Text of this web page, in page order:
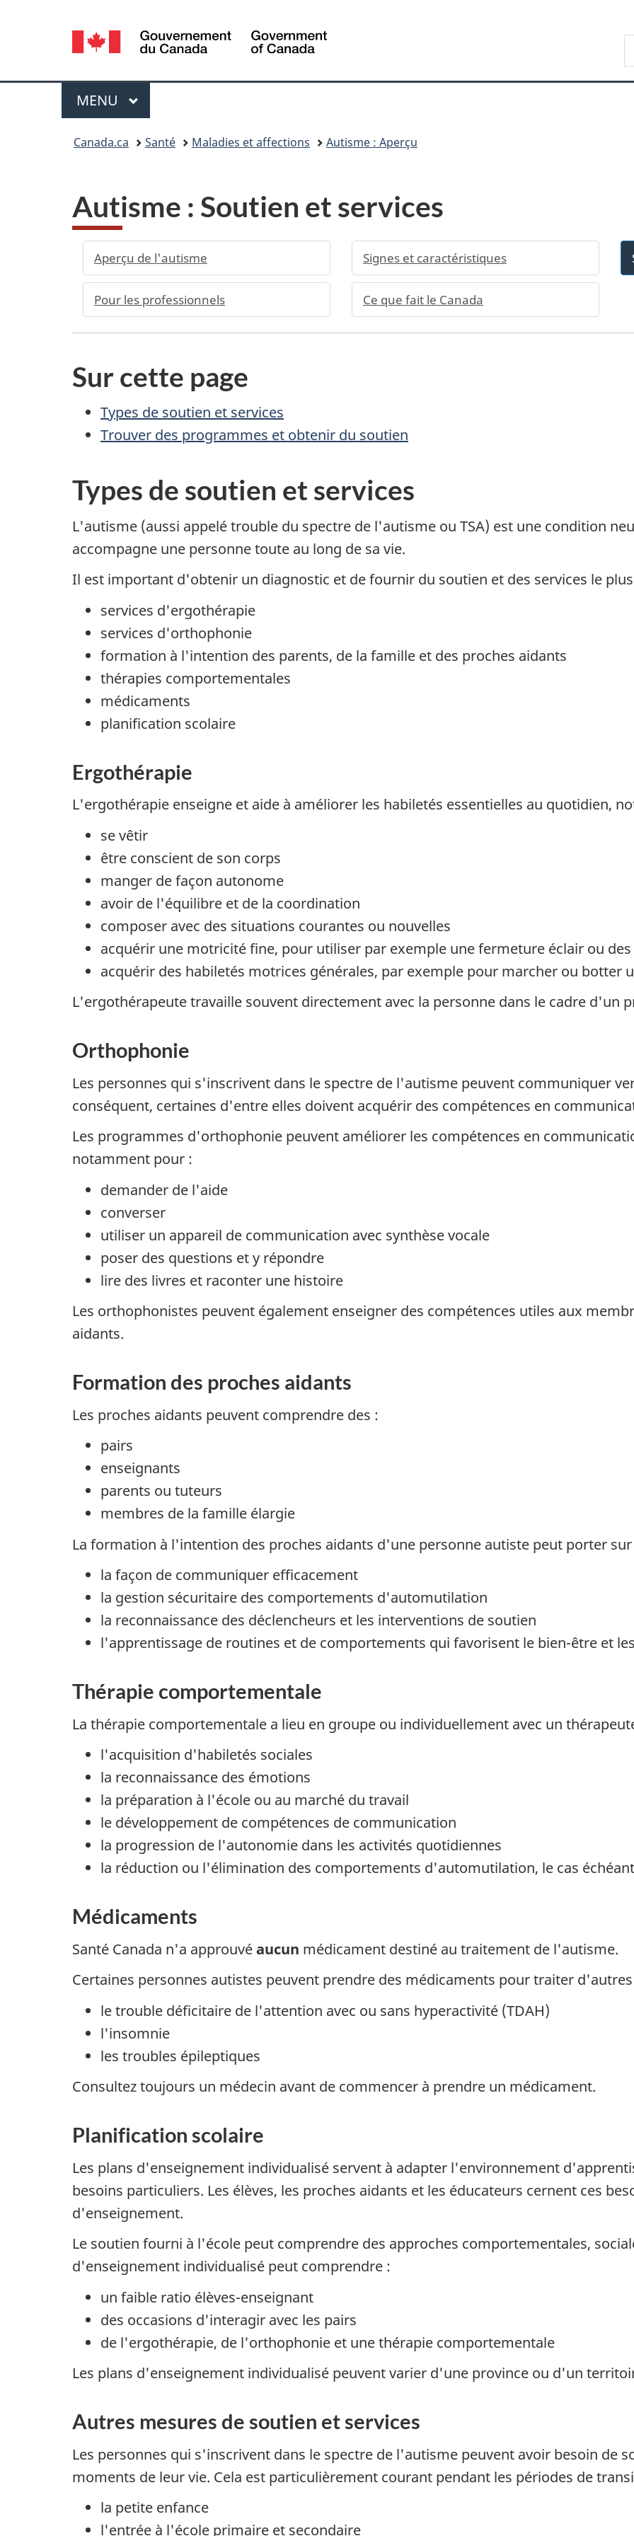
sujet
HTML
Sélection
de
la
langue
Canada
Menu
MENU PRINCIPAL
Canada.ca Santé Maladies et affections Autisme : Aperçu
Autisme : Soutien et services
Aperçu de l'autisme Signes et caractéristiques
Pour les professionnels Ce que fait le Canada
Sur cette page
Types de soutien et services
Trouver des programmes et obtenir du soutien
Types de soutien et services
L'autisme (aussi appelé trouble du spectre de l'autisme ou TSA) est une condition
accompagne une personne toute au long de sa vie.
Il est important d'obtenir un diagnostic et de fournir du soutien et des services le
services d'ergothérapie
services d'orthophonie
formation à l'intention des parents, de la famille et des proches aidants
thérapies comportementales
médicaments
planification scolaire
Ergothérapie
L'ergothérapie enseigne et aide à améliorer les habiletés essentielles au quotidien,
se vêtir
être conscient de son corps
manger de façon autonome
avoir de l'équilibre et de la coordination
composer avec des situations courantes ou nouvelles
acquérir une motricité fine, pour utiliser par exemple une fermeture éclair ou des
acquérir des habiletés motrices générales, par exemple pour marcher ou botter
L'ergothérapeute travaille souvent directement avec la personne dans le cadre d'un
Orthophonie
Les personnes qui s'inscrivent dans le spectre de l'autisme peuvent communiquer
conséquent, certaines d'entre elles doivent acquérir des compétences en
Les programmes d'orthophonie peuvent améliorer les compétences en
notamment pour :
demander de l'aide
converser
utiliser un appareil de communication avec synthèse vocale
poser des questions et y répondre
lire des livres et raconter une histoire
Les orthophonistes peuvent également enseigner des compétences utiles aux
aidants.
Formation des proches aidants
Les proches aidants peuvent comprendre des :
pairs
enseignants
parents ou tuteurs
membres de la famille élargie
La formation à l'intention des proches aidants d'une personne autiste peut porter sur
la façon de communiquer efficacement
la gestion sécuritaire des comportements d'automutilation
la reconnaissance des déclencheurs et les interventions de soutien
l'apprentissage de routines et de comportements qui favorisent le bien-être et
Thérapie comportementale
La thérapie comportementale a lieu en groupe ou individuellement avec un
l'acquisition d'habiletés sociales
la reconnaissance des émotions
la préparation à l'école ou au marché du travail
le développement de compétences de communication
la progression de l'autonomie dans les activités quotidiennes
la réduction ou l'élimination des comportements d'automutilation, le cas échéant
Médicaments
Santé Canada n'a approuvéaucun médicament destiné au traitement de l'autisme.
Certaines personnes autistes peuvent prendre des médicaments pour traiter
le trouble déficitaire de l'attention avec ou sans hyperactivité (TDAH)
l'insomnie
les troubles épileptiques
Consultez toujours un médecin avant de commencer à prendre un médicament.
Planification scolaire
Les plans d'enseignement individualisé servent à adapter l'environnement
besoins particuliers. Les élèves, les proches aidants et les éducateurs cernent ces
d'enseignement.
Le soutien fourni à l'école peut comprendre des approches comportementales,
d'enseignement individualisé peut comprendre :
un faible ratio élèves-enseignant
des occasions d'interagir avec les pairs
de l'ergothérapie, de l'orthophonie et une thérapie comportementale
Les plans d'enseignement individualisé peuvent varier d'une province ou d'un
Autres mesures de soutien et services
Les personnes qui s'inscrivent dans le spectre de l'autisme peuvent avoir besoin de
moments de leur vie. Cela est particulièrement courant pendant les périodes de
la petite enfance
l'entrée à l'école primaire et secondaire